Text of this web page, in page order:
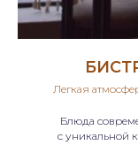
Легкая
Блюда
с уникальной